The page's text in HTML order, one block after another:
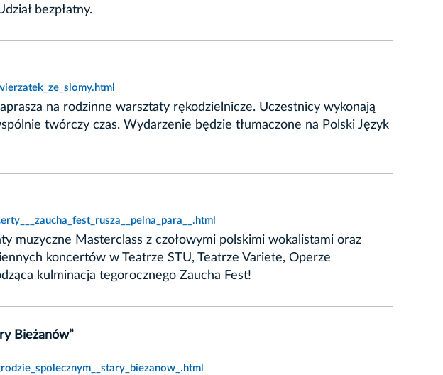
bezpłatny.
na rodzinne warsztaty rękodzielnicze. Uczestnicy wykonają
twórczy czas. Wydarzenie będzie tłumaczone na Polski Język
muzyczne Masterclass z czołowymi polskimi wokalistami oraz
koncertów w Teatrze STU, Teatrze Variete, Operze
kulminacja tegorocznego Zaucha Fest!
Bieżanów”